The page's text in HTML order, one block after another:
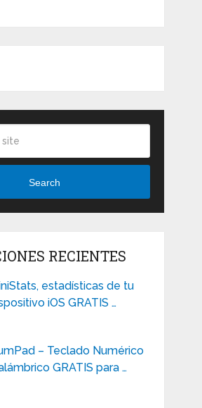
Search
RECIENTES
estadísticas de tu
iOS GRATIS …
– Teclado Numérico
GRATIS para …